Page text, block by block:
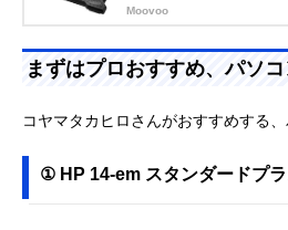
Moovoo
まずはプロおすすめ、パソ
コヤマタカヒロさんがおすすめする、
① HP 14-em スタンダードプ